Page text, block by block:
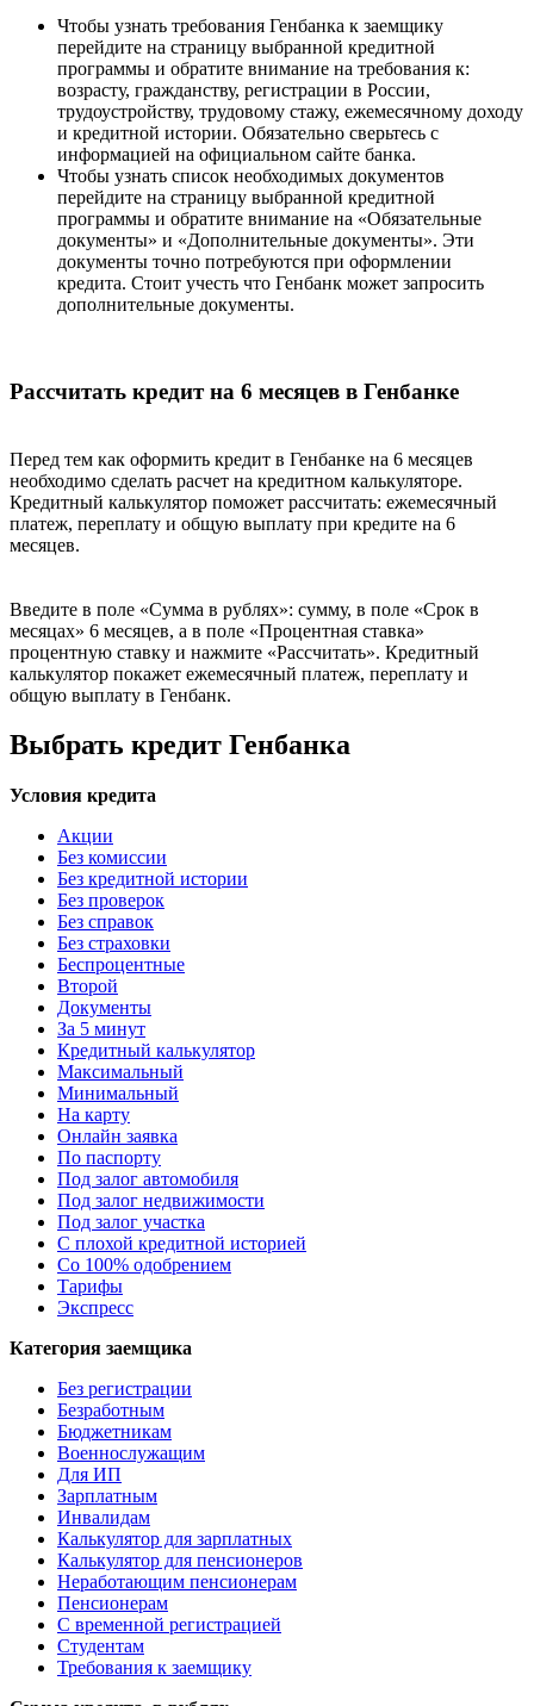
Чтобы узнать требования Генбанка к заемщику
перейдите на страницу выбранной кредитной
программы и обратите внимание на требования к:
возрасту, гражданству, регистрации в России,
трудоустройству, трудовому стажу, ежемесячному доходу
и кредитной истории. Обязательно сверьтесь с
информацией на официальном сайте банка.
Чтобы узнать список необходимых документов
перейдите на страницу выбранной кредитной
программы и обратите внимание на «Обязательные
документы» и «Дополнительные документы». Эти
документы точно потребуются при оформлении
кредита. Стоит учесть что Генбанк может запросить
дополнительные документы.
Рассчитать кредит на 6 месяцев в Генбанке
Перед тем как оформить кредит в Генбанке на 6 месяцев
необходимо сделать расчет на кредитном калькуляторе.
Кредитный калькулятор поможет рассчитать: ежемесячный
платеж, переплату и общую выплату при кредите на 6
месяцев.
Введите в поле «Сумма в рублях»: сумму, в поле «Срок в
месяцах» 6 месяцев, а в поле «Процентная ставка»
процентную ставку и нажмите «Рассчитать». Кредитный
калькулятор покажет ежемесячный платеж, переплату и
общую выплату в Генбанк.
Выбрать кредит Генбанка
Условия кредита
Акции
Без комиссии
Без кредитной истории
Без проверок
Без справок
Без страховки
Беспроцентные
Второй
Документы
За 5 минут
Кредитный калькулятор
Максимальный
Минимальный
На карту
Онлайн заявка
По паспорту
Под залог автомобиля
Под залог недвижимости
Под залог участка
С плохой кредитной историей
Со 100% одобрением
Тарифы
Экспресс
Категория заемщика
Без регистрации
Безработным
Бюджетникам
Военнослужащим
Для ИП
Зарплатным
Инвалидам
Калькулятор для зарплатных
Калькулятор для пенсионеров
Неработающим пенсионерам
Пенсионерам
С временной регистрацией
Студентам
Требования к заемщику